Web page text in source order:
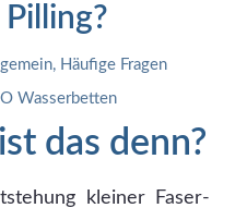
, Häufige Fragen
Wasserbetten
das denn?
kleiner Faser-